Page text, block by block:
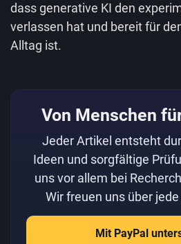
dass generative KI den
verlassen hat und bereit für
Alltag ist.
Von Menschen
Jeder Artikel entsteht
Ideen und sorgfältige
uns vor allem bei
Wir freuen uns über
Mit PayPal